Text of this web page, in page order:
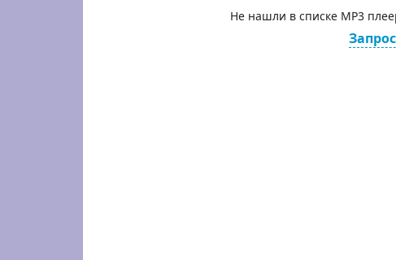
Не нашли в списке MP3